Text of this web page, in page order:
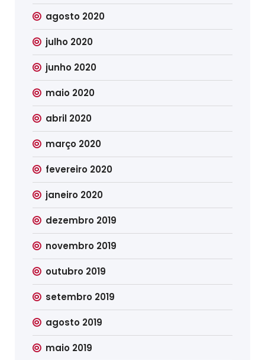
agosto 2020
julho 2020
junho 2020
maio 2020
abril 2020
março 2020
fevereiro 2020
janeiro 2020
dezembro 2019
novembro 2019
outubro 2019
setembro 2019
agosto 2019
maio 2019